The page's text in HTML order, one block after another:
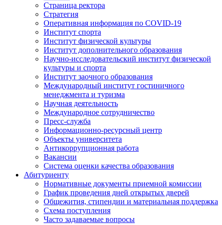
Страница ректора
Стратегия
Оперативная информация по COVID-19
Институт спорта
Институт физической культуры
Институт дополнительного образования
Научно-исследовательский институт физической
культуры и спорта
Институт заочного образования
Международный институт гостиничного
менеджмента и туризма
Научная деятельность
Международное сотрудничество
Пресс-служба
Информационно-ресурсный центр
Объекты университета
Антикоррупционная работа
Вакансии
Система оценки качества образования
Абитуриенту
Нормативные документы приемной комиссии
График проведения дней открытых дверей
Общежития, стипендии и материальная поддержка
Схема поступления
Часто задаваемые вопросы